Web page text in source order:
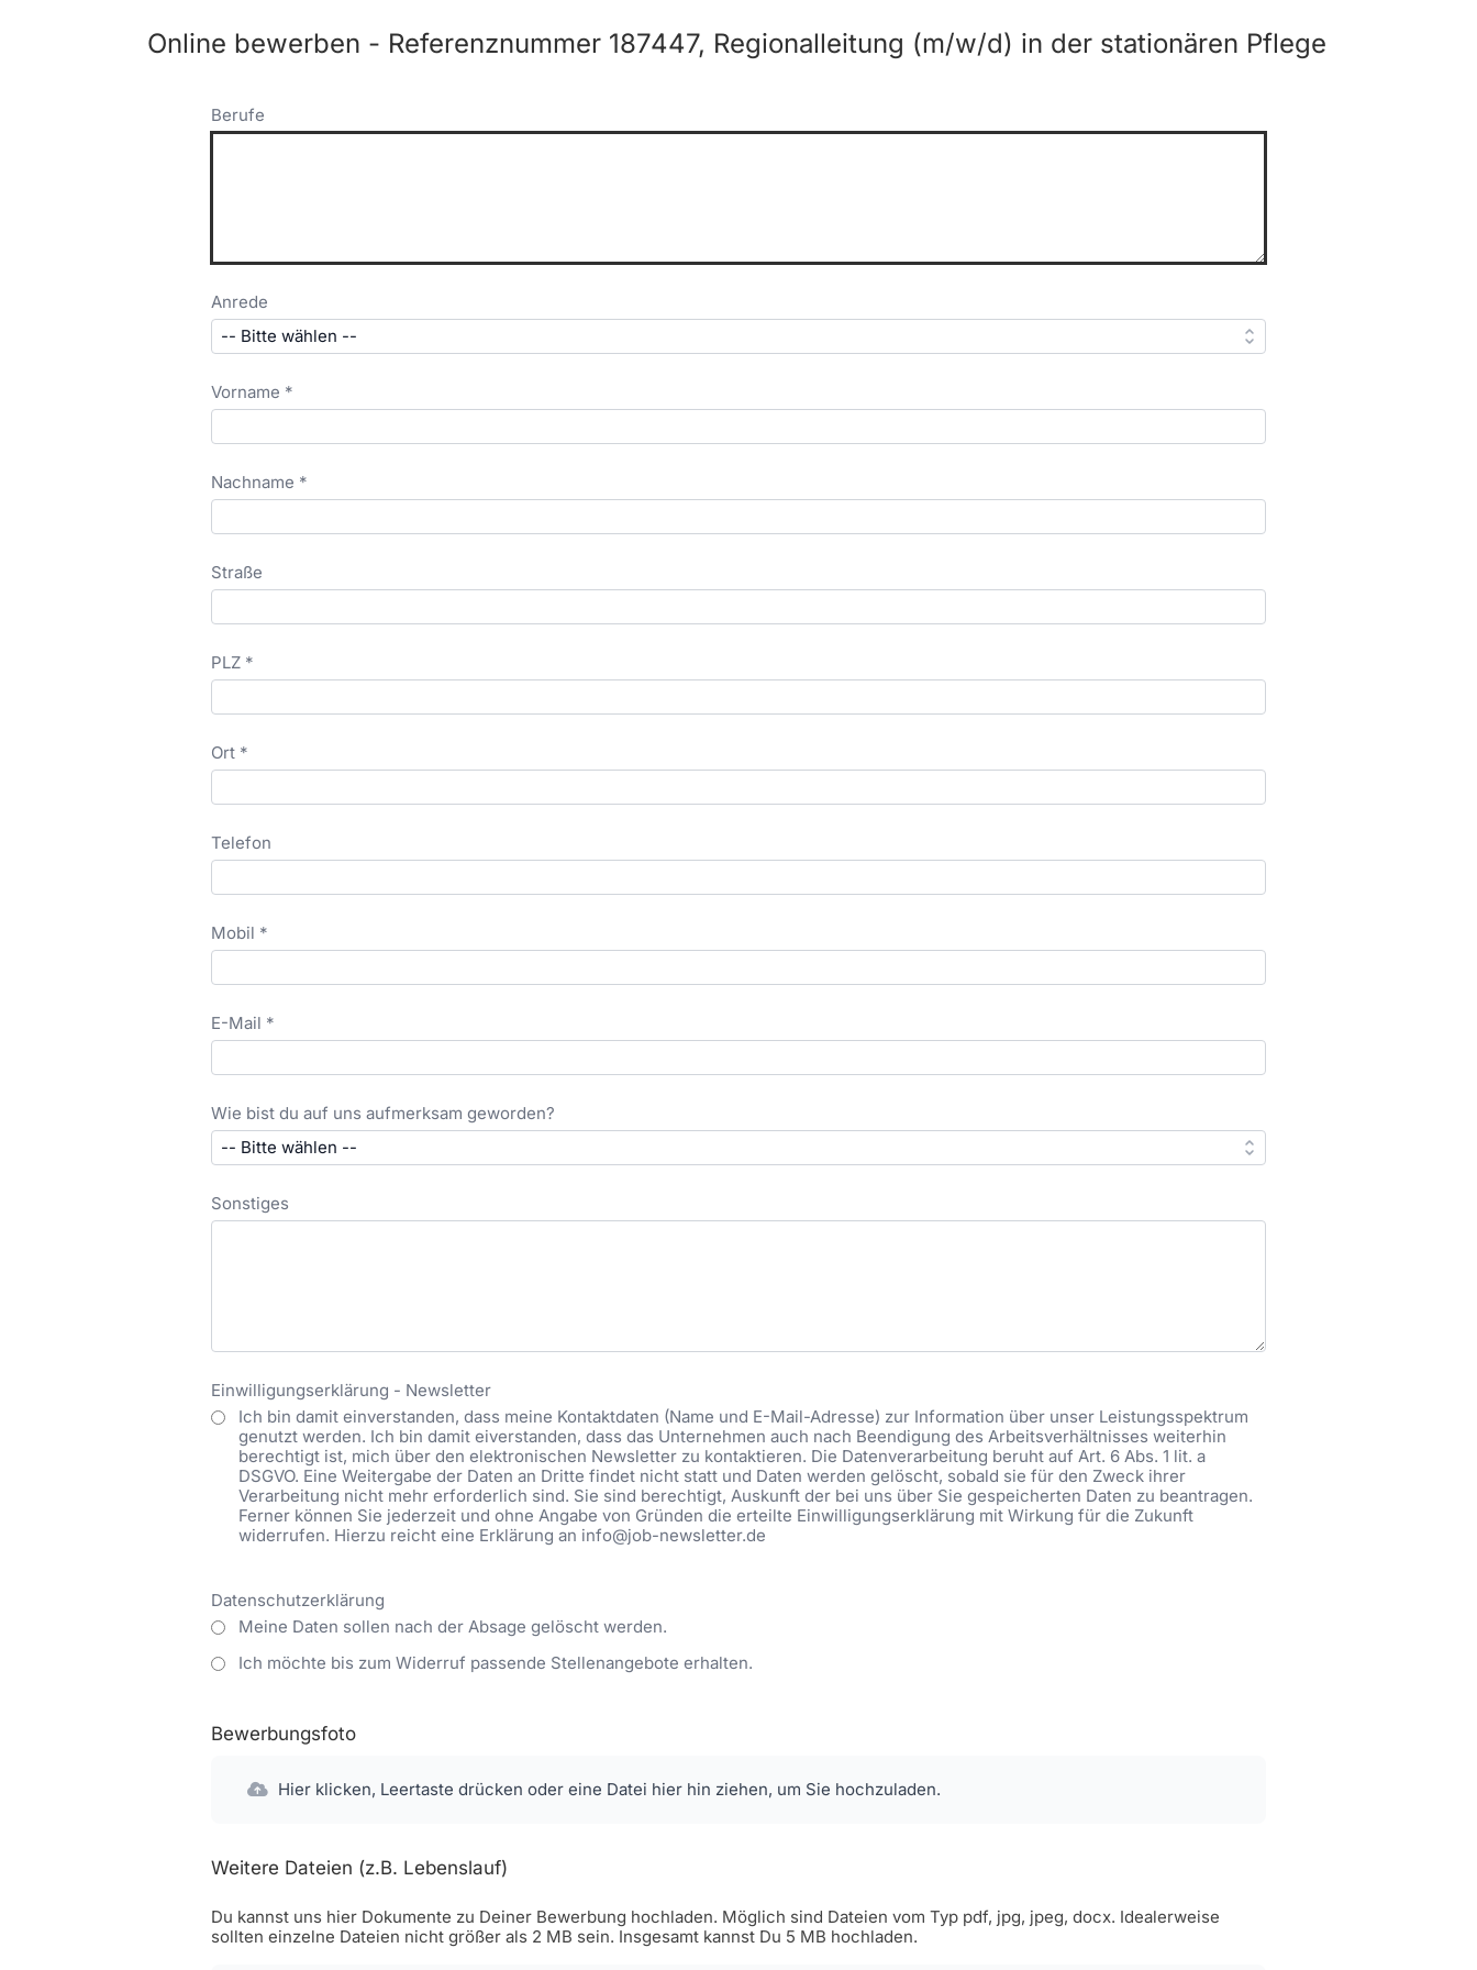
Online bewerben - Referenznummer 187447, Regionalleitung (m/w/d) in der stationären Pflege
Berufe
Anrede
Vorname *
Nachname *
Straße
PLZ *
Ort *
Telefon
Mobil *
E-Mail *
Wie bist du auf uns aufmerksam geworden?
Sonstiges
Einwilligungserklärung - Newsletter
Ich bin damit einverstanden, dass meine Kontaktdaten (Name und E-Mail-Adresse) zur Information über unser Leistungsspektrum
genutzt werden. Ich bin damit eiverstanden, dass das Unternehmen auch nach Beendigung des Arbeitsverhältnisses weiterhin
berechtigt ist, mich über den elektronischen Newsletter zu kontaktieren. Die Datenverarbeitung beruht auf Art. 6 Abs. 1 lit. a
DSGVO. Eine Weitergabe der Daten an Dritte findet nicht statt und Daten werden gelöscht, sobald sie für den Zweck ihrer
Verarbeitung nicht mehr erforderlich sind. Sie sind berechtigt, Auskunft der bei uns über Sie gespeicherten Daten zu beantragen.
Ferner können Sie jederzeit und ohne Angabe von Gründen die erteilte Einwilligungserklärung mit Wirkung für die Zukunft
widerrufen. Hierzu reicht eine Erklärung an info@job-newsletter.de
Datenschutzerklärung
Meine Daten sollen nach der Absage gelöscht werden.
Ich möchte bis zum Widerruf passende Stellenangebote erhalten.
Bewerbungsfoto
Hier klicken, Leertaste drücken oder eine Datei hier hin ziehen, um Sie hochzuladen.
Weitere Dateien (z.B. Lebenslauf)
Du kannst uns hier Dokumente zu Deiner Bewerbung hochladen. Möglich sind Dateien vom Typ pdf, jpg, jpeg, docx. Idealerweise
sollten einzelne Dateien nicht größer als 2 MB sein. Insgesamt kannst Du 5 MB hochladen.